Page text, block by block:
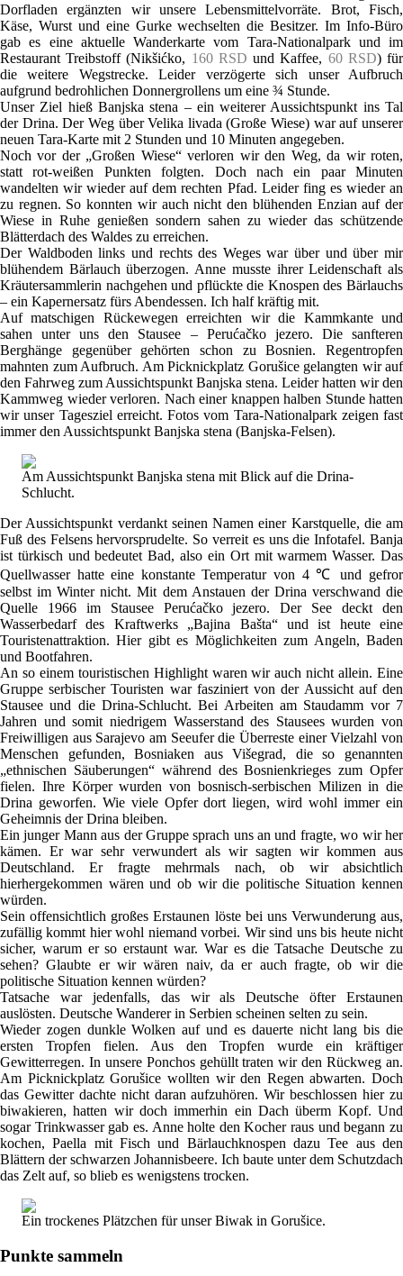
Dorfladen ergänzten wir unsere Lebensmittelvorräte. Brot, Fisch,
Käse, Wurst und eine Gurke wechselten die Besitzer. Im Info-Büro
gab es eine aktuelle Wanderkarte vom Tara-Nationalpark und im
Restaurant Treibstoff (Nikšićko, 160 RSD und Kaffee, 60 RSD) für
die weitere Wegstrecke. Leider verzögerte sich unser Aufbruch
aufgrund bedrohlichen Donnergrollens um eine ¾ Stunde.
Unser Ziel hieß Banjska stena – ein weiterer Aussichtspunkt ins Tal
der Drina. Der Weg über Velika livada (Große Wiese) war auf unserer
neuen Tara-Karte mit 2 Stunden und 10 Minuten angegeben.
Noch vor der „Großen Wiese“ verloren wir den Weg, da wir roten,
statt rot-weißen Punkten folgten. Doch nach ein paar Minuten
wandelten wir wieder auf dem rechten Pfad. Leider fing es wieder an
zu regnen. So konnten wir auch nicht den blühenden Enzian auf der
Wiese in Ruhe genießen sondern sahen zu wieder das schützende
Blätterdach des Waldes zu erreichen.
Der Waldboden links und rechts des Weges war über und über mir
blühendem Bärlauch überzogen. Anne musste ihrer Leidenschaft als
Kräutersammlerin nachgehen und pflückte die Knospen des Bärlauchs
– ein Kapernersatz fürs Abendessen. Ich half kräftig mit.
Auf matschigen Rückewegen erreichten wir die Kammkante und
sahen unter uns den Stausee – Perućačko jezero. Die sanfteren
Berghänge gegenüber gehörten schon zu Bosnien. Regentropfen
mahnten zum Aufbruch. Am Picknickplatz Gorušice gelangten wir auf
den Fahrweg zum Aussichtspunkt Banjska stena. Leider hatten wir den
Kammweg wieder verloren. Nach einer knappen halben Stunde hatten
wir unser Tagesziel erreicht. Fotos vom Tara-Nationalpark zeigen fast
immer den Aussichtspunkt Banjska stena (Banjska-Felsen).
Am Aussichtspunkt Banjska stena mit Blick auf die Drina-
Schlucht.
Der Aussichtspunkt verdankt seinen Namen einer Karstquelle, die am
Fuß des Felsens hervorsprudelte. So verreit es uns die Infotafel. Banja
ist türkisch und bedeutet Bad, also ein Ort mit warmem Wasser. Das
Quellwasser hatte eine konstante Temperatur von 4 ℃ und gefror
selbst im Winter nicht. Mit dem Anstauen der Drina verschwand die
Quelle 1966 im Stausee Perućačko jezero. Der See deckt den
Wasserbedarf des Kraftwerks „Bajina Bašta“ und ist heute eine
Touristenattraktion. Hier gibt es Möglichkeiten zum Angeln, Baden
und Bootfahren.
An so einem touristischen Highlight waren wir auch nicht allein. Eine
Gruppe serbischer Touristen war fasziniert von der Aussicht auf den
Stausee und die Drina-Schlucht. Bei Arbeiten am Staudamm vor 7
Jahren und somit niedrigem Wasserstand des Stausees wurden von
Freiwilligen aus Sarajevo am Seeufer die Überreste einer Vielzahl von
Menschen gefunden, Bosniaken aus Višegrad, die so genannten
„ethnischen Säuberungen“ während des Bosnienkrieges zum Opfer
fielen. Ihre Körper wurden von bosnisch-serbischen Milizen in die
Drina geworfen. Wie viele Opfer dort liegen, wird wohl immer ein
Geheimnis der Drina bleiben.
Ein junger Mann aus der Gruppe sprach uns an und fragte, wo wir her
kämen. Er war sehr verwundert als wir sagten wir kommen aus
Deutschland. Er fragte mehrmals nach, ob wir absichtlich
hierhergekommen wären und ob wir die politische Situation kennen
würden.
Sein offensichtlich großes Erstaunen löste bei uns Verwunderung aus,
zufällig kommt hier wohl niemand vorbei. Wir sind uns bis heute nicht
sicher, warum er so erstaunt war. War es die Tatsache Deutsche zu
sehen? Glaubte er wir wären naiv, da er auch fragte, ob wir die
politische Situation kennen würden?
Tatsache war jedenfalls, das wir als Deutsche öfter Erstaunen
auslösten. Deutsche Wanderer in Serbien scheinen selten zu sein.
Wieder zogen dunkle Wolken auf und es dauerte nicht lang bis die
ersten Tropfen fielen. Aus den Tropfen wurde ein kräftiger
Gewitterregen. In unsere Ponchos gehüllt traten wir den Rückweg an.
Am Picknickplatz Gorušice wollten wir den Regen abwarten. Doch
das Gewitter dachte nicht daran aufzuhören. Wir beschlossen hier zu
biwakieren, hatten wir doch immerhin ein Dach überm Kopf. Und
sogar Trinkwasser gab es. Anne holte den Kocher raus und begann zu
kochen, Paella mit Fisch und Bärlauchknospen dazu Tee aus den
Blättern der schwarzen Johannisbeere. Ich baute unter dem Schutzdach
das Zelt auf, so blieb es wenigstens trocken.
Ein trockenes Plätzchen für unser Biwak in Gorušice.
Punkte sammeln